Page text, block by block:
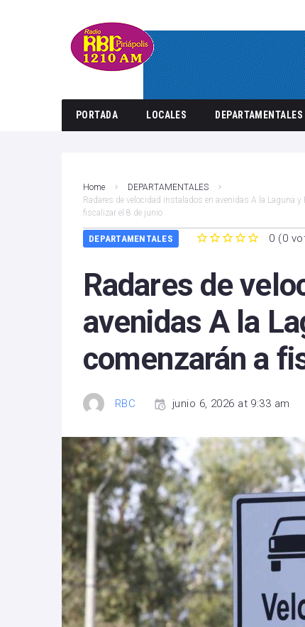
PORTADA LOCALES DEPARTAMENTALES
Home
DEPARTAMENTALES
Radares de velocidad instalados en avenidas A la Laguna y
fiscalizar el 8 de junio
DEPARTAMENTALES 0 (0
Radares de
avenidas A la
comenzarán a
RBC junio 6, 2026 at 9:33 am